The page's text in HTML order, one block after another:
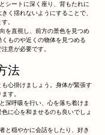
シートに深く座り、背もたれに
く揺れないようにすることで、
。
を直視し、前方の景色を見つめ
ものや近くの物体を見つめる
意が必要です。
法
心掛けましょう。身体が緊張す
す。
深呼吸を行い、心を落ち着けま
に心を和ませるのも良いでしょ
と穏やかに会話をしたり、好き